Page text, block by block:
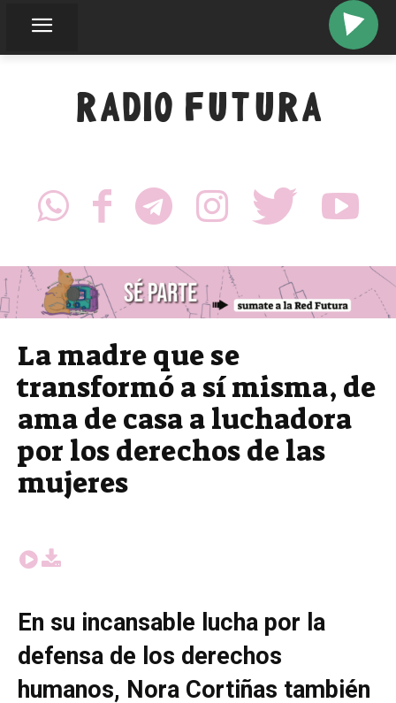
RADIO FUTURA
La madre que se
transformó a sí misma, de
ama de casa a luchadora
por los derechos de las
mujeres
En su incansable lucha por la
defensa de los derechos
humanos, Nora Cortiñas también